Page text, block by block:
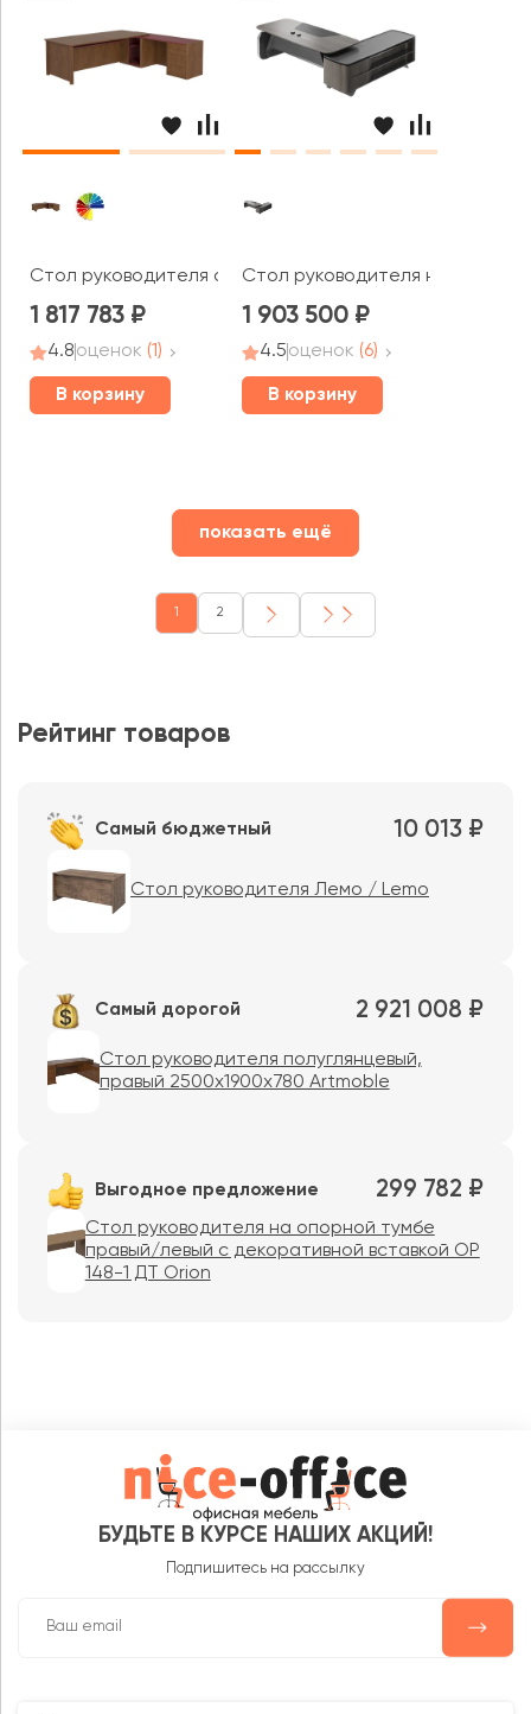
Стол руководителя с передней панелью экокожа,
1 817 783
4.8оценок (1)
В корзину
Стол руководителя на
1 903 500
4.5оценок (6)
В корзину
показать ещё
1 2
Рейтинг товаров
Самый бюджетный 10 013 ₽
Стол руководителя Лемо / Lemo
Самый дорогой 2 921 008 ₽
Стол руководителя полуглянцевый,
правый 2500х1900х780 Artmoble
Выгодное предложение 299 782 ₽
Стол руководителя на опорной тумбе
правый/левый с декоративной вставкой ОР
148-1 ДТ Orion
БУДЬТЕ В КУРСЕ НАШИХ АКЦИЙ!
Подпишитесь на рассылку